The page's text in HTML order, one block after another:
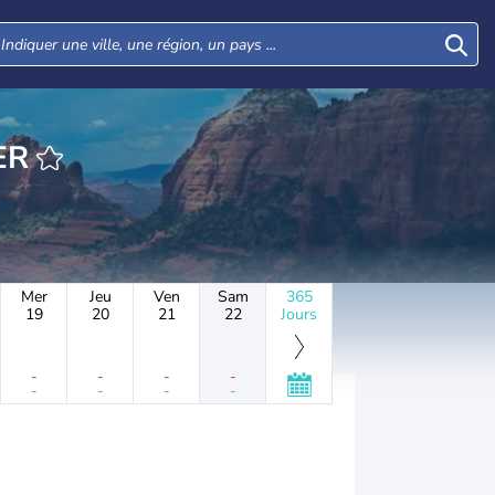
Mer
19
-
-
Jeu
20
-
-
Ven
21
-
-
Sam
22
-
-
365
Jours